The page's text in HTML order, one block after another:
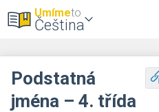
Umímeto
Čeština
Podstatná
jména – 4. třída